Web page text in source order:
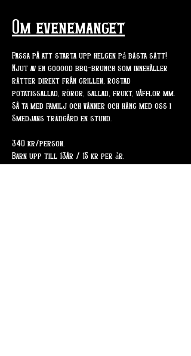
Om evenemanget
Passa på att starta upp helgen pả bästa sätt!
Njut av en gooood bbq-brunch som innehåller
rätter direkt från grillen, rostad
potatissallad, röror, sallad, frukt, våfflor mm.
Så ta med familj och vänner och häng med oss i
Smedjans trädgård en stund.
340 kr/person.
Barn upp till 13år / 15 kr per ảr.